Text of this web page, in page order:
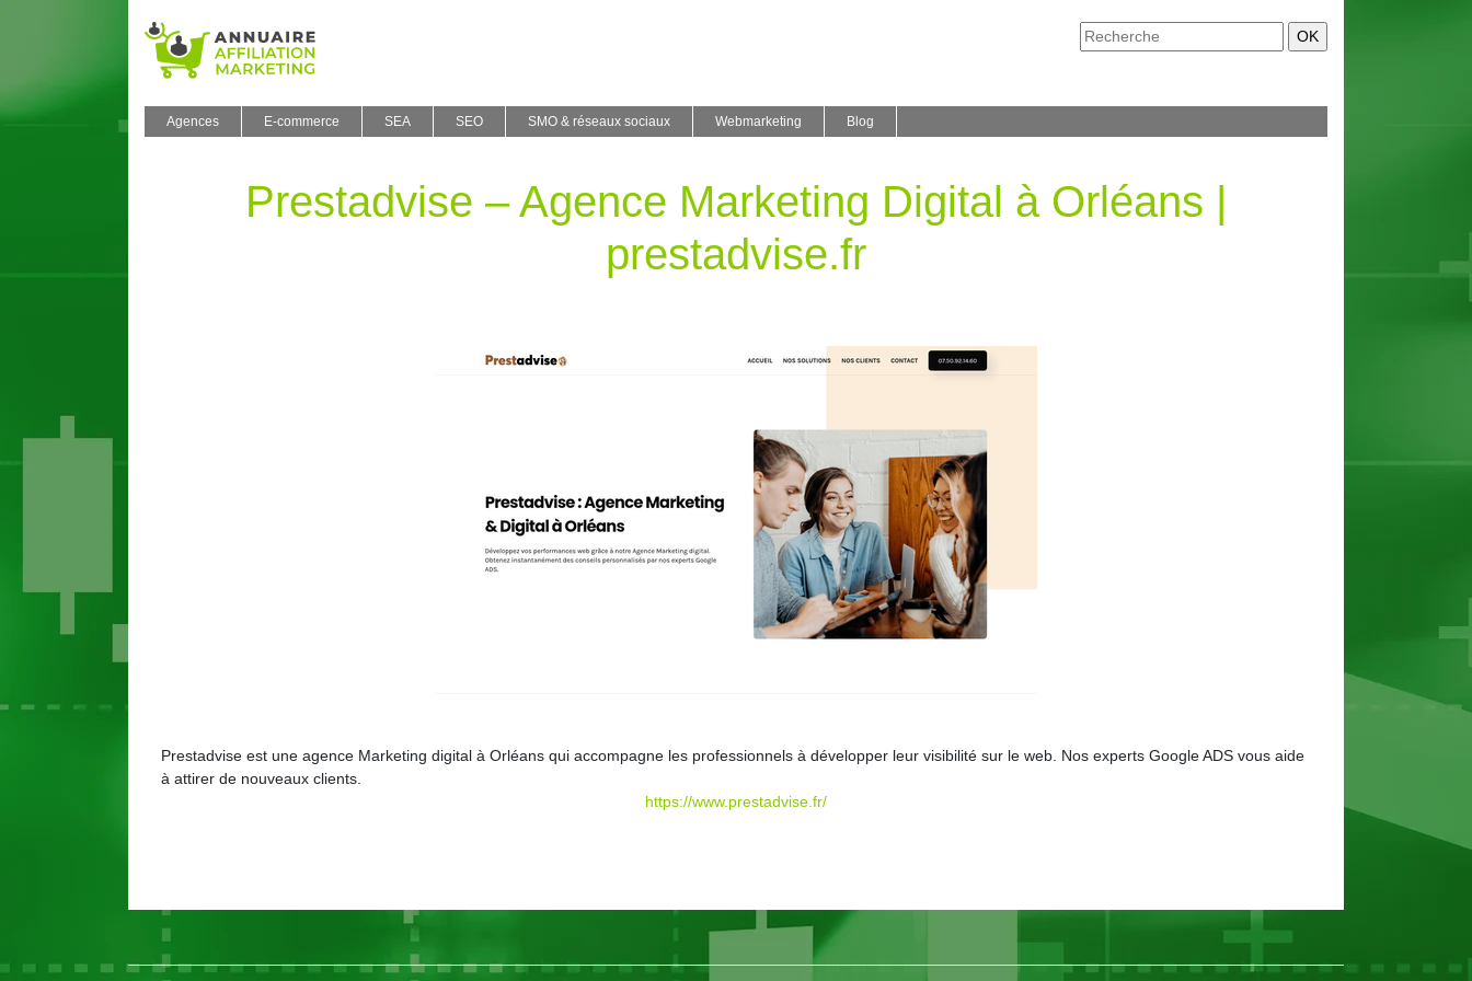
Agences E-commerce SEA SEO SMO & réseaux sociaux Webmarketing Blog
Prestadvise – Agence Marketing Digital à Orléans |
prestadvise.fr
Prestadvise est une agence Marketing digital à Orléans qui accompagne les professionnels à développer leur visibilité sur le web. Nos experts Google ADS vous aide
à attirer de nouveaux clients.
https://www.prestadvise.fr/